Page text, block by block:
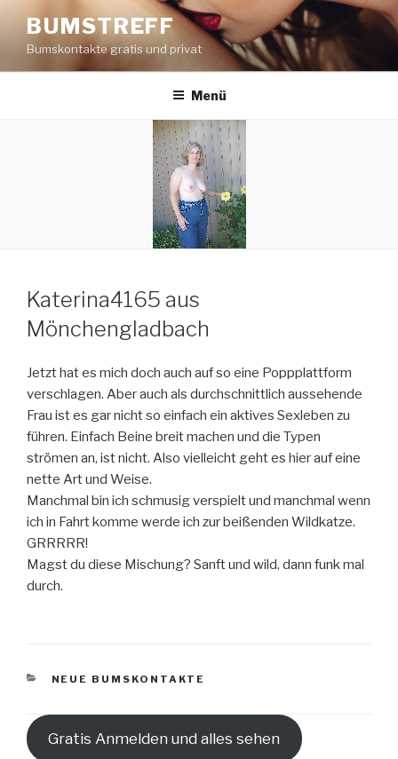
Inhalt
springen
BUMSTREFF
Bumskontakte gratis und privat
Menü
Katerina4165 aus
Mönchengladbach
Jetzt hat es mich doch auch auf so eine Poppplattform
verschlagen. Aber auch als durchschnittlich aussehende
Frau ist es gar nicht so einfach ein aktives Sexleben zu
führen. Einfach Beine breit machen und die Typen
strömen an, ist nicht. Also vielleicht geht es hier auf eine
nette Art und Weise.
Manchmal bin ich schmusig verspielt und manchmal wenn
ich in Fahrt komme werde ich zur beißenden Wildkatze.
GRRRRR!
Magst du diese Mischung? Sanft und wild, dann funk mal
durch.
KATEGORIEN
NEUE BUMSKONTAKTE
Gratis Anmelden und alles sehen